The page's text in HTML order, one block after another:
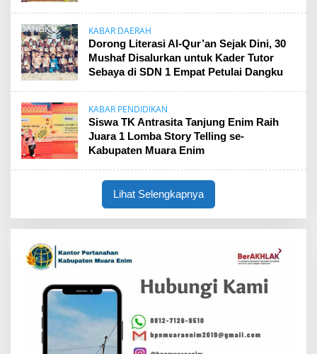
KABAR DAERAH
Dorong Literasi Al-Qur’an Sejak Dini, 30
Mushaf Disalurkan untuk Kader Tutor
Sebaya di SDN 1 Empat Petulai Dangku
KABAR PENDIDIKAN
Siswa TK Antrasita Tanjung Enim Raih
Juara 1 Lomba Story Telling se-
Kabupaten Muara Enim
Lihat Selengkapnya